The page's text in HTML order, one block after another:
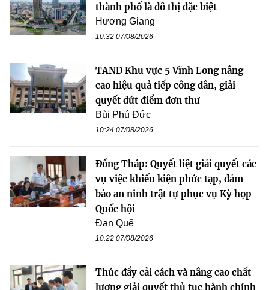
thành phố là đô thị đặc biệt
Hương Giang
10:32 07/08/2026
TAND Khu vực 5 Vĩnh Long nâng
cao hiệu quả tiếp công dân, giải
quyết dứt điểm đơn thư
Bùi Phú Đức
10:24 07/08/2026
Đồng Tháp: Quyết liệt giải quyết các
vụ việc khiếu kiện phức tạp, đảm
bảo an ninh trật tự phục vụ Kỳ họp
Quốc hội
Đan Quế
10:22 07/08/2026
Thúc đẩy cải cách và nâng cao chất
lượng giải quyết thủ tục hành chính